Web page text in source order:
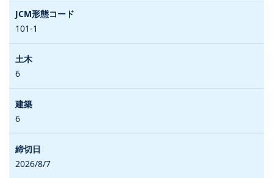
101-1
6
6
2026/8/7